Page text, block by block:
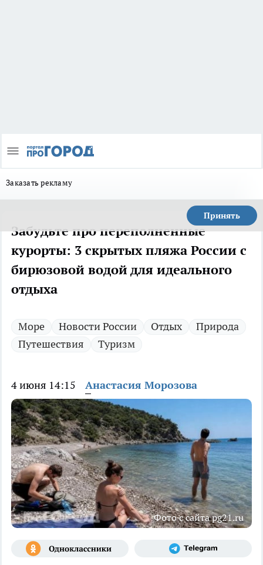
Заказать рекламу
Принять
Забудьте про переполненные
курорты: 3 скрытых пляжа России с
бирюзовой водой для идеального
отдыха
Море Новости России Отдых
Природа
Путешествия
Туризм
4 июня 14:15 Анастасия Морозова
Фото с сайта pg21.ru